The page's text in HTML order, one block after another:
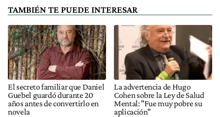
TAMBIÉN TE PUEDE INTERESAR
El secreto familiar que Daniel
Guebel guardó durante 20
años antes de convertirlo en
novela
La advertencia de Hugo
Cohen sobre la Ley de Salud
Mental: "Fue muy pobre su
aplicación"